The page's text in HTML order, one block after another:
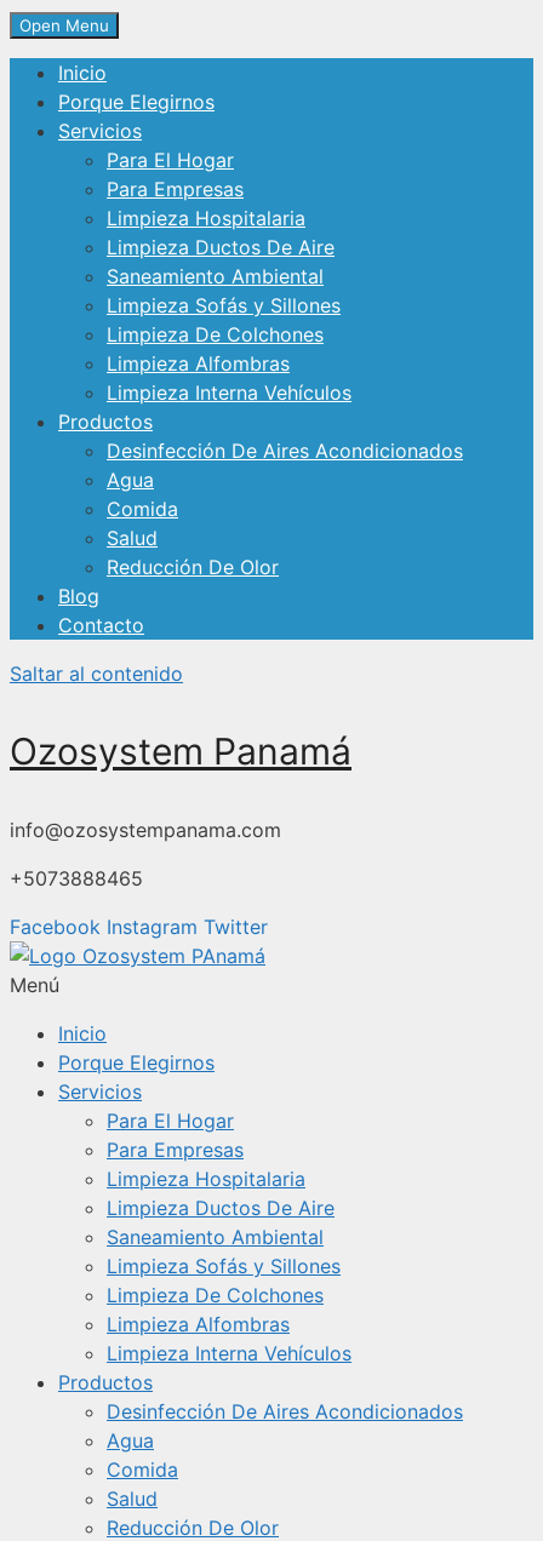
Open Menu
Inicio
Porque Elegirnos
Servicios
Para El Hogar
Para Empresas
Limpieza Hospitalaria
Limpieza Ductos De Aire
Saneamiento Ambiental
Limpieza Sofás y Sillones
Limpieza De Colchones
Limpieza Alfombras
Limpieza Interna Vehículos
Productos
Desinfección De Aires Acondicionados
Agua
Comida
Salud
Reducción De Olor
Blog
Contacto
Saltar al contenido
Ozosystem Panamá
info@ozosystempanama.com
+5073888465
Facebook Instagram Twitter
Menú
Inicio
Porque Elegirnos
Servicios
Para El Hogar
Para Empresas
Limpieza Hospitalaria
Limpieza Ductos De Aire
Saneamiento Ambiental
Limpieza Sofás y Sillones
Limpieza De Colchones
Limpieza Alfombras
Limpieza Interna Vehículos
Productos
Desinfección De Aires Acondicionados
Agua
Comida
Salud
Reducción De Olor